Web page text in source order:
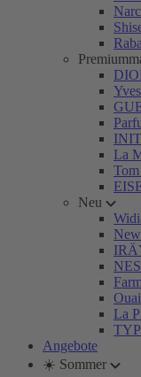
La
Neu
Ouai
La
Angebote
☀️ Sommer